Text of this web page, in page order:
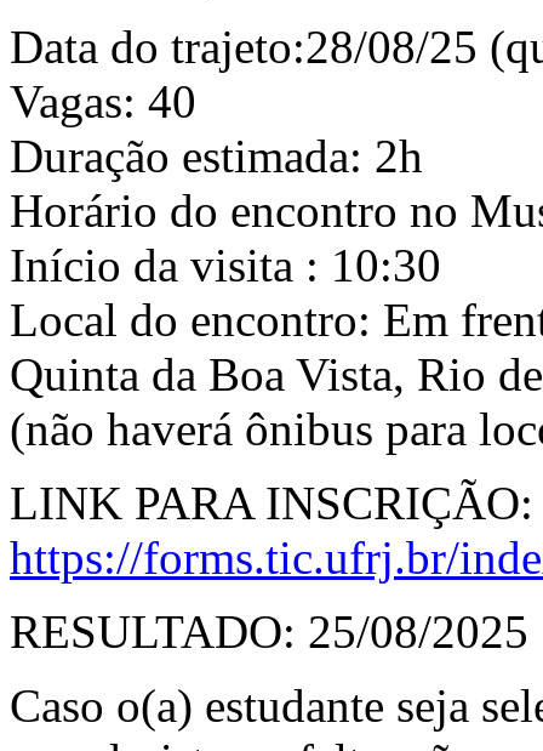
Data do trajeto:28/08/25
Vagas: 40
Duração estimada: 2h
Horário do encontro no
Início da visita : 10:30
Local do encontro: Em
Quinta da Boa Vista, Rio
(não haverá ônibus para
LINK PARA INSCRIÇÃO:
https://forms.tic.ufrj.br/
RESULTADO: 25/08/2025
Caso o(a) estudante seja